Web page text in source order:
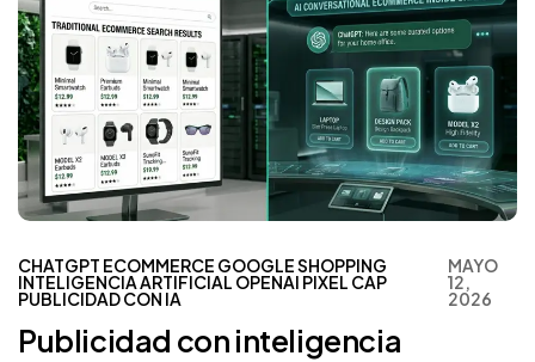
CHATGPT ECOMMERCE GOOGLE SHOPPING
INTELIGENCIA ARTIFICIAL OPENAI PIXEL CAP
PUBLICIDAD CON IA
MAYO
12,
2026
Publicidad con inteligencia